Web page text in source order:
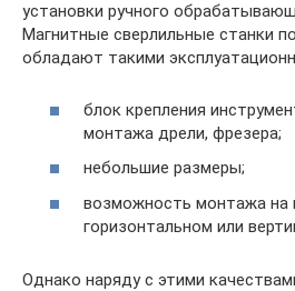
установки ручного
Магнитные сверлильные станки
обладают такими
блок крепления
монтажа дрели, фрезера;
небольшие размеры;
возможность монтажа на
горизонтальном или
Однако наряду с этими